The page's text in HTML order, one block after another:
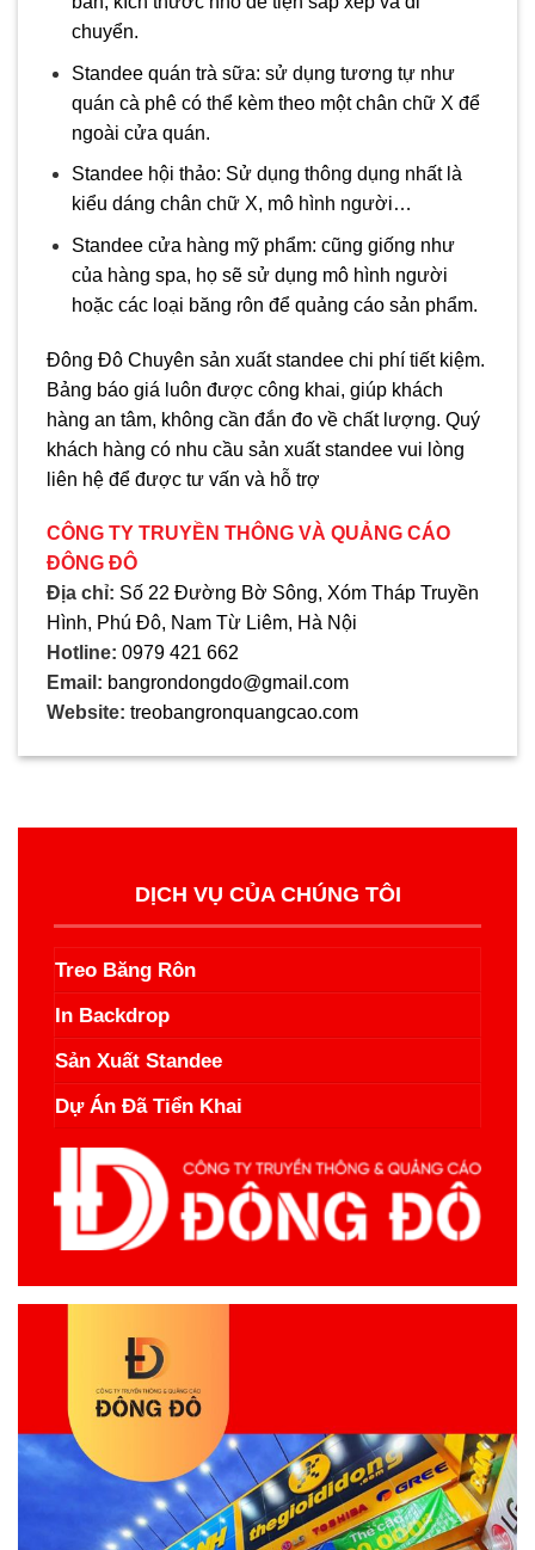
chuyển.
Standee quán trà sữa: sử dụng tương tự như
quán cà phê có thể kèm theo một chân chữ X để
ngoài cửa quán.
Standee hội thảo: Sử dụng thông dụng nhất là
kiểu dáng chân chữ X, mô hình người…
Standee cửa hàng mỹ phẩm: cũng giống như
của hàng spa, họ sẽ sử dụng mô hình người
hoặc các loại băng rôn để quảng cáo sản phẩm.
Đông Đô Chuyên sản xuất standee chi phí tiết kiệm.
Bảng báo giá luôn được công khai, giúp khách
hàng an tâm, không cần đắn đo về chất lượng. Quý
khách hàng có nhu cầu sản xuất standee vui lòng
liên hệ để được tư vấn và hỗ trợ
CÔNG TY TRUYỀN THÔNG VÀ QUẢNG CÁO
ĐÔNG ĐÔ
Địa chỉ: Số 22 Đường Bờ Sông, Xóm Tháp Truyền
Hình, Phú Đô, Nam Từ Liêm, Hà Nội
Hotline: 0979 421 662
Email: bangrondongdo@gmail.com
Website: treobangronquangcao.com
DỊCH VỤ CỦA CHÚNG TÔI
Treo Băng Rôn
In Backdrop
Sản Xuất Standee
Dự Án Đã Tiển Khai